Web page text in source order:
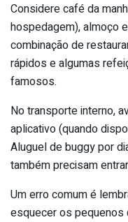
Considere café da
hospedagem), almoço
combinação de
rápidos e algumas
famosos.
No transporte interno,
aplicativo (quando
Aluguel de buggy por
também precisam
Um erro comum é
esquecer os